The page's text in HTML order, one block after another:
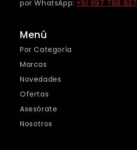
por WhatsApp: +51 997 768 637
Menú
Por Categoría
Marcas
Novedades
Ofertas
Asesórate
Nosotros